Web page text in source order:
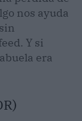
nos ayuda
Y si
era